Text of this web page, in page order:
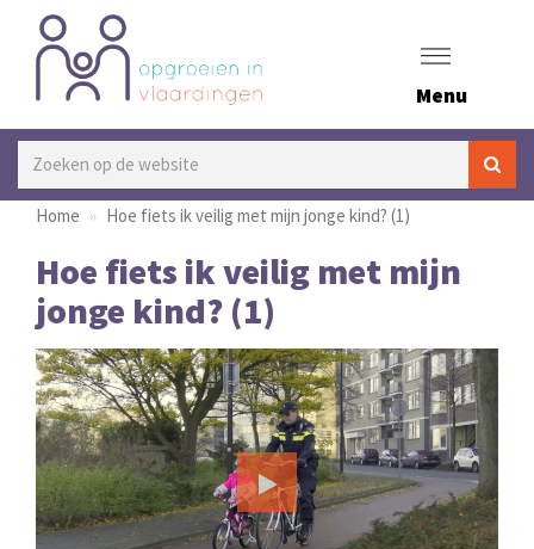
Menu
Home Hoe fiets ik veilig met mijn jonge kind? (1)
Hoe fiets ik veilig met mijn
jonge kind? (1)